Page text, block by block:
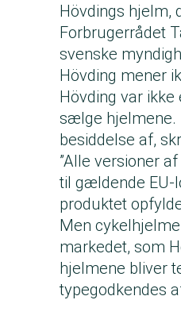
Hövdings hjelm,
Forbrugerrådet
svenske
Hövding mener
Hövding var
sælge hjelmene.
besiddelse af,
”Alle versioner
til gældende EU-
produktet
Men
markedet, som
hjelmene bliver
typegodkendes